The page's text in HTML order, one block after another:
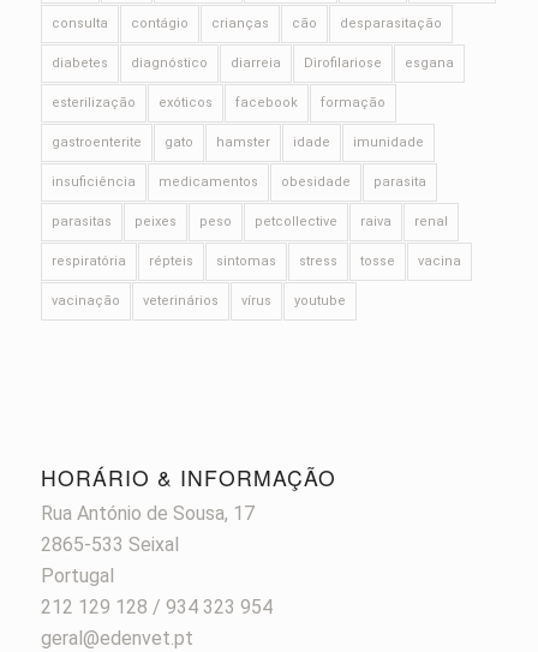
consulta contágio crianças cão desparasitação
diabetes diagnóstico diarreia Dirofilariose esgana
esterilização exóticos facebook formação
gastroenterite gato hamster idade imunidade
insuficiência medicamentos obesidade parasita
parasitas peixes peso petcollective raiva renal
respiratória répteis sintomas stress tosse vacina
vacinação veterinários vírus youtube
HORÁRIO & INFORMAÇÃO
Rua António de Sousa, 17
2865-533 Seixal
Portugal
212 129 128 / 934 323 954
geral@edenvet.pt